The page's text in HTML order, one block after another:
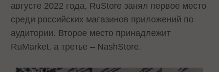
августе 2022 года, RuStore занял первое место
среди российских магазинов приложений по
аудитории. Второе место принадлежит
RuMarket, а третье – NashStore.